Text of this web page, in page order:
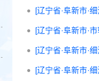
[辽宁省·阜新市·
[辽宁省·阜新市·
[辽宁省·阜新市·
[辽宁省·阜新市·